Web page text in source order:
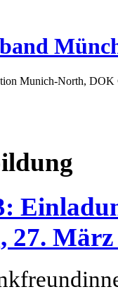
Munich-North,
27. März